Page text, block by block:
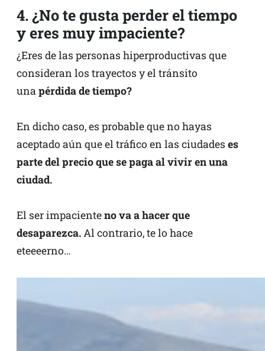
4. ¿No te gusta perder el tiempo
y eres muy impaciente?
¿Eres de las personas hiperproductivas que
consideran los trayectos y el tránsito
una pérdida de tiempo?
En dicho caso, es probable que no hayas
aceptado aún que el tráfico en las ciudades es
parte del precio que se paga al vivir en una
ciudad.
El ser impacienteno va a hacer que
desaparezca.Al contrario, te lo hace
eteeeerno…